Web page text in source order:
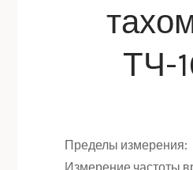
ТЧ-
Пределы измерения:
Измерение частоты